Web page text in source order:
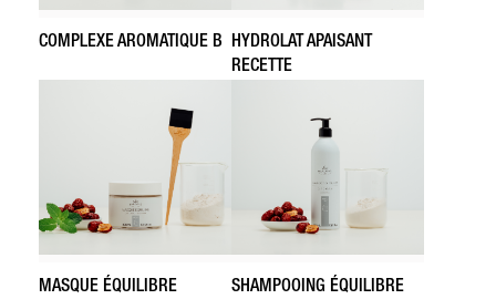
COMPLEXE AROMATIQUE B
HYDROLAT APAISANT
RECETTE
MASQUE ÉQUILIBRE SHAMPOOING ÉQUILIBRE